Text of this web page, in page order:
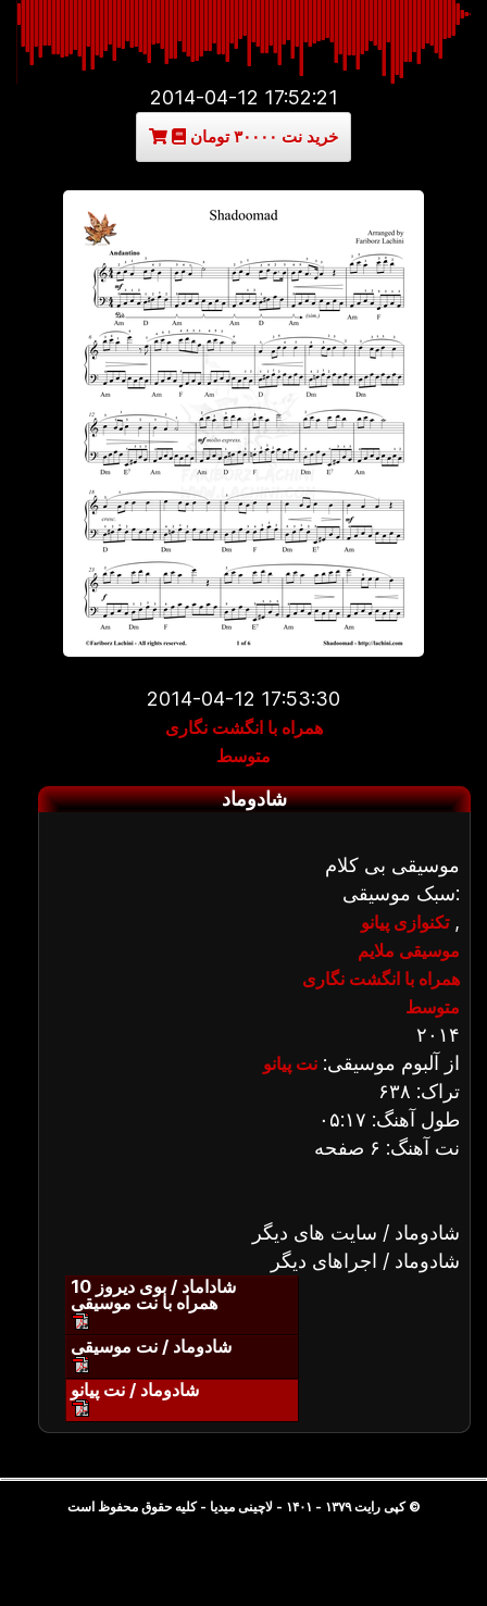
2014-04-12 17:52:21
خرید نت ۳۰۰۰۰ تومان
2014-04-12 17:53:30
همراه با انگشت نگاری
متوسط
شادوماد
موسیقی بی کلام
سبک موسیقی:
تکنوازی پیانو,
موسیقی ملایم
همراه با انگشت نگاری
متوسط
۲۰۱۴
از آلبوم موسیقی: نت پیانو
تراک: ۶۳۸
طول آهنگ: ۰۵:۱۷
نت آهنگ: ۶ صفحه
شادوماد / سایت های دیگر
شادوماد / اجراهای دیگر
شاداماد / بوی دیروز 10
همراه با نت موسیقی
شادوماد / نت موسیقی
شادوماد / نت پیانو
© کپی رایت ۱۳۷۹ - ۱۴۰۱ - لاچینی میدیا - کلیه حقوق محفوظ است